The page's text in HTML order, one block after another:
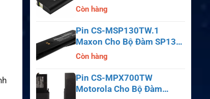
CP0150, CP0511, CP0515
Còn hàng
Pin CS-MSP130TW.1
Maxon Cho Bộ Đàm SP130,
SP140, SP150, SL55
Còn hàng
Pin CS-MPX700TW
Motorola Cho Bộ Đàm